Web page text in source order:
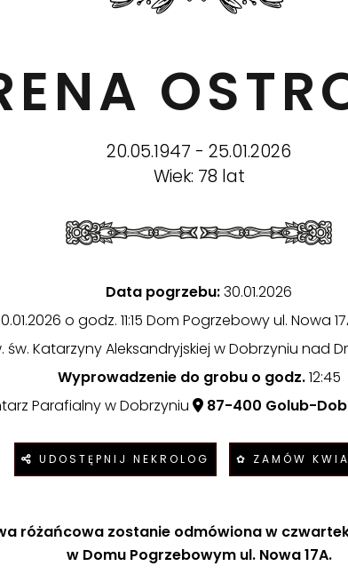
20.05.1947 - 25.01.2026
Wiek: 78 lat
Data pogrzebu:30.01.2026
o godz. 11:15 Dom Pogrzebowy ul. Nowa
św. Katarzyny Aleksandryjskiej w Dobrzyniu nad
Wyprowadzenie do grobu o godz.12:45
Parafialny w Dobrzyniu
87-400 Golub-
UDOSTĘPNIJ NEKROLOG ✿ ZAMÓW
różańcowa zostanie odmówiona w
w Domu Pogrzebowym ul. Nowa 17A.